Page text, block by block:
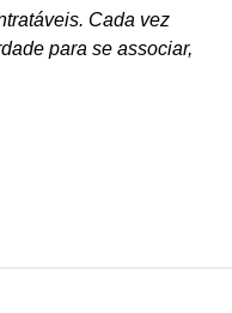
Cada vez
para se associar,